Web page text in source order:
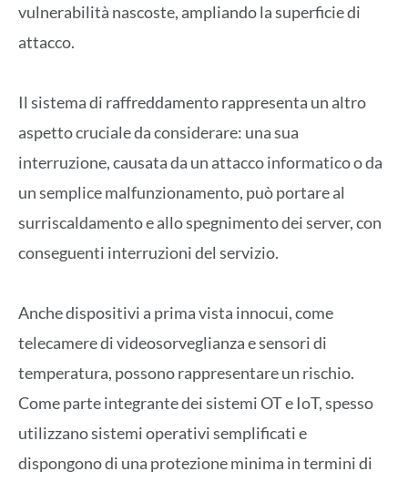
vulnerabilità nascoste, ampliando la superficie di
attacco.
Il sistema di raffreddamento rappresenta un altro
aspetto cruciale da considerare: una sua
interruzione, causata da un attacco informatico o da
un semplice malfunzionamento, può portare al
surriscaldamento e allo spegnimento dei server, con
conseguenti interruzioni del servizio.
Anche dispositivi a prima vista innocui, come
telecamere di videosorveglianza e sensori di
temperatura, possono rappresentare un rischio.
Come parte integrante dei sistemi OT e IoT, spesso
utilizzano sistemi operativi semplificati e
dispongono di una protezione minima in termini di